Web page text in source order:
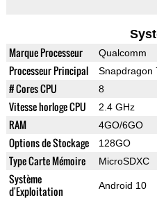
Marque Processeur Qualcomm
Processeur Principal Snapdragon
# Cores CPU 8
Vitesse horloge CPU 2.4 GHz
RAM 4GO/6GO
Options de Stockage 128GO
Type Carte Mémoire MicroSDXC
Système
d'Exploitation
Android 10